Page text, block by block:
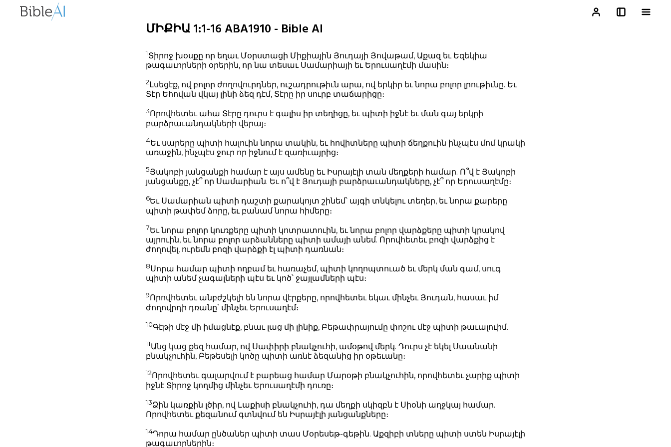
ՄԻՔԻԱ 1:1-16 ABA1910 - Bible AI
1Տիրոջ խօսքը որ եղաւ Մօրստացի Միքիային Յուդայի Յովաթամ, Աքազ եւ Եզեկիա
թագաւորների օրերին, որ նա տեսաւ Սամարիայի եւ Երուսաղէմի մասին։
2Լսեցէք, ով բոլոր ժողովուրդներ, ուշադրութիւն արա, ով երկիր եւ նորա բոլոր լրութիւնը. Եւ
Տէր Եհովան վկայ լինի ձեզ դէմ, Տէրը իր սուրբ տաճարիցը։
3Որովհետեւ ահա Տէրը դուրս է գալիս իր տեղիցը, եւ պիտի իջնէ եւ ման գայ երկրի
բարձրաւանդակների վերայ։
4Եւ սարերը պիտի հալուին նորա տակին, եւ հովիտները պիտի ճեղքուին ինչպէս մոմ կրակի
առաջին, ինչպէս ջուր որ իջնում է զառիւայրից։
5Յակոբի յանցանքի համար է այս ամենը եւ Իսրայէլի տան մեղքերի համար. Ո՞վ է Յակոբի
յանցանքը, չէ՞ որ Սամարիան. Եւ ո՞վ է Յուդայի բարձրաւանդակները, չէ՞ որ Երուսաղէմը։
6Եւ Սամարիան պիտի դաշտի քարակոյտ շինեմ՝ այգի տնկելու տեղեր, եւ նորա քարերը
պիտի թափեմ ձորը, եւ բանամ նորա հիմերը։
7Եւ նորա բոլոր կուռքերը պիտի կոտրատուին, եւ նորա բոլոր վարձքերը պիտի կրակով
այրուին, եւ նորա բոլոր արձանները պիտի ամայի անեմ. Որովհետեւ բոզի վարձքից է
ժողովել, ուրեմն բոզի վարձքի էլ պիտի դառնան։
8Սորա համար պիտի ողբամ եւ հառաչեմ, պիտի կողոպտուած եւ մերկ ման գամ, սուգ
պիտի անեմ չագալների պէս եւ կոծ՝ ջայլամների պէս։
9Որովհետեւ անբժշկելի են նորա վէրքերը, որովհետեւ եկաւ մինչեւ Յուդան, հասաւ իմ
ժողովրդի դռանը՝ մինչեւ Երուսաղէմ։
10Գէթի մէջ մի իմացնէք, բնաւ լաց մի լինիք, Բեթափրայումը փոշու մէջ պիտի թաւալուիմ.
11Անց կաց քեզ համար, ով Սափիրի բնակչուհի, ամօթով մերկ. Դուրս չէ եկել Սաանանի
բնակչուհին, Բեթեսելի կոծը պիտի առնէ ձեզանից իր օթեւանը։
12Որովհետեւ գալարվում է բարեաց համար Մարօթի բնակչուհին, որովհետեւ չարիք պիտի
իջնէ Տիրոջ կողմից մինչեւ Երուսաղէմի դուռը։
13Ձին կառքին լծիր, ով Լաքիսի բնակչուհի, դա մեղքի սկիզբն է Սիօնի աղջկայ համար.
Որովհետեւ քեզանում գտնվում են Իսրայէլի յանցանքները։
14Դորա համար ընծաներ պիտի տաս Մօրեսեթ-գեթին. Աքզիբի տները պիտի ստեն Իսրայէլի
թագաւորներին։